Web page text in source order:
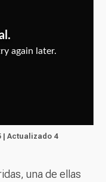
| Actualizado 4
una de ellas